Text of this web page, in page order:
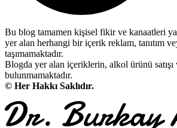
Bu blog tamamen kişisel fikir ve kanaatleri
yer alan herhangi bir içerik reklam, tanıtım
taşımamaktadır.
Blogda yer alan içeriklerin, alkol ürünü satışı
bulunmamaktadır.
© Her Hakkı Saklıdır.